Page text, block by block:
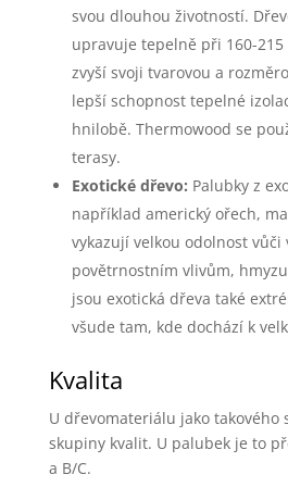
svou dlouhou životností.
upravuje tepelně při 160-215
zvyší svoji tvarovou a
lepší schopnost tepelné
hnilobě. Thermowood se
terasy.
Exotické dřevo: Palubky z
například americký ořech,
vykazují velkou odolnost vůči
povětrnostním vlivům,
jsou exotická dřeva také
všude tam, kde dochází k
Kvalita
U dřevomateriálu jako takového
skupiny kvalit. U palubek je to
a B/C.